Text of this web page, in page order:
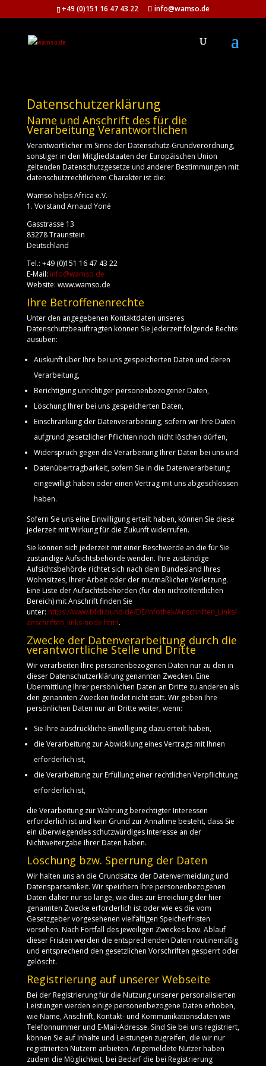
+49 (0)151 16 47 43 22 info@wamso.de
Datenschutzerklärung
Name und Anschrift des für die
Verarbeitung Verantwortlichen
Verantwortlicher im Sinne der Datenschutz-Grundverordnung,
sonstiger in den Mitgliedstaaten der Europäischen Union
geltenden Datenschutzgesetze und anderer Bestimmungen mit
datenschutzrechtlichem Charakter ist die:
Wamso helps Africa e.V.
1. Vorstand Arnaud Yoné
Gasstrasse 13
83278 Traunstein
Deutschland
Tel.: +49 (0)151 16 47 43 22
E-Mail: info@wamso.de
Website: www.wamso.de
Ihre Betroffenenrechte
Unter den angegebenen Kontaktdaten unseres
Datenschutzbeauftragten können Sie jederzeit folgende Rechte
ausüben:
Auskunft über Ihre bei uns gespeicherten Daten und deren
Verarbeitung,
Berichtigung unrichtiger personenbezogener Daten,
Löschung Ihrer bei uns gespeicherten Daten,
Einschränkung der Datenverarbeitung, sofern wir Ihre Daten
aufgrund gesetzlicher Pflichten noch nicht löschen dürfen,
Widerspruch gegen die Verarbeitung Ihrer Daten bei uns und
Datenübertragbarkeit, sofern Sie in die Datenverarbeitung
eingewilligt haben oder einen Vertrag mit uns abgeschlossen
haben.
Sofern Sie uns eine Einwilligung erteilt haben, können Sie diese
jederzeit mit Wirkung für die Zukunft widerrufen.
Sie können sich jederzeit mit einer Beschwerde an die für Sie
zuständige Aufsichtsbehörde wenden. Ihre zuständige
Aufsichtsbehörde richtet sich nach dem Bundesland Ihres
Wohnsitzes, Ihrer Arbeit oder der mutmaßlichen Verletzung.
Eine Liste der Aufsichtsbehörden (für den nichtöffentlichen
Bereich) mit Anschrift finden Sie
unter: https://www.bfdi.bund.de/DE/Infothek/Anschriften_Links/
anschriften_links-node.html.
Zwecke der Datenverarbeitung durch die
verantwortliche Stelle und Dritte
Wir verarbeiten Ihre personenbezogenen Daten nur zu den in
dieser Datenschutzerklärung genannten Zwecken. Eine
Übermittlung Ihrer persönlichen Daten an Dritte zu anderen als
den genannten Zwecken findet nicht statt. Wir geben Ihre
persönlichen Daten nur an Dritte weiter, wenn:
Sie Ihre ausdrückliche Einwilligung dazu erteilt haben,
die Verarbeitung zur Abwicklung eines Vertrags mit Ihnen
erforderlich ist,
die Verarbeitung zur Erfüllung einer rechtlichen Verpflichtung
erforderlich ist,
die Verarbeitung zur Wahrung berechtigter Interessen
erforderlich ist und kein Grund zur Annahme besteht, dass Sie
ein überwiegendes schutzwürdiges Interesse an der
Nichtweitergabe Ihrer Daten haben.
Löschung bzw. Sperrung der Daten
Wir halten uns an die Grundsätze der Datenvermeidung und
Datensparsamkeit. Wir speichern Ihre personenbezogenen
Daten daher nur so lange, wie dies zur Erreichung der hier
genannten Zwecke erforderlich ist oder wie es die vom
Gesetzgeber vorgesehenen vielfältigen Speicherfristen
vorsehen. Nach Fortfall des jeweiligen Zweckes bzw. Ablauf
dieser Fristen werden die entsprechenden Daten routinemäßig
und entsprechend den gesetzlichen Vorschriften gesperrt oder
gelöscht.
Registrierung auf unserer Webseite
Bei der Registrierung für die Nutzung unserer personalisierten
Leistungen werden einige personenbezogene Daten erhoben,
wie Name, Anschrift, Kontakt- und Kommunikationsdaten wie
Telefonnummer und E-Mail-Adresse. Sind Sie bei uns registriert,
können Sie auf Inhalte und Leistungen zugreifen, die wir nur
registrierten Nutzern anbieten. Angemeldete Nutzer haben
zudem die Möglichkeit, bei Bedarf die bei Registrierung